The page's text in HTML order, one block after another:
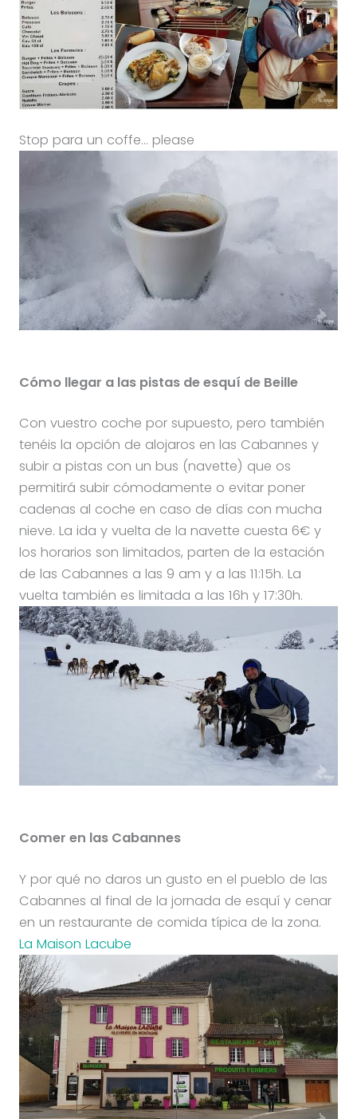
Stop para un coffe… please
Cómo llegar a las pistas de esquí de Beille
Con vuestro coche por supuesto, pero también
tenéis la opción de alojaros en las Cabannes y
subir a pistas con un bus (navette) que os
permitirá subir cómodamente o evitar poner
cadenas al coche en caso de días con mucha
nieve. La ida y vuelta de la navette cuesta 6€ y
los horarios son limitados, parten de la estación
de las Cabannes a las 9 am y a las 11:15h. La
vuelta también es limitada a las 16h y 17:30h.
Comer en las Cabannes
Y por qué no daros un gusto en el pueblo de las
Cabannes al final de la jornada de esquí y cenar
en un restaurante de comida típica de la zona.
La Maison Lacube